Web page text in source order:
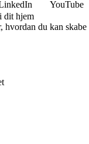
YouTube
dit hjem
du kan